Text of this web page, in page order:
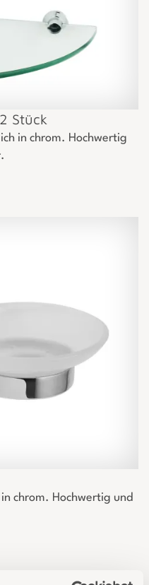
Stück
in chrom. Hochwertig
chrom. Hochwertig und